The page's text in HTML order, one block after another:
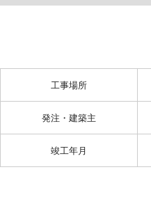
工事場所
発注・建築主
竣工年月